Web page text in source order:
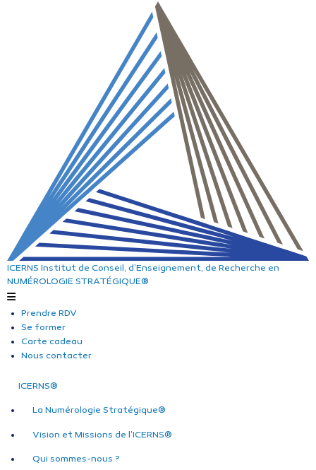
ICERNS Institut de Conseil, d’Enseignement, de Recherche en
NUMÉROLOGIE STRATÉGIQUE®
Prendre RDV
Se former
Carte cadeau
Nous contacter
ICERNS®
La Numérologie Stratégique®
Vision et Missions de l’ICERNS®
Qui sommes-nous ?